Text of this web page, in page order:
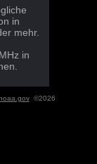
in
mehr.
in
©2026